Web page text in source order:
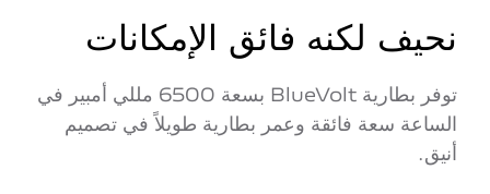
نحيف لكنه فائق الإمكانات
توفر بطارية BlueVolt بسعة 6500 مللي أمبير في
الساعة سعة فائقة وعمر بطارية طويلاً في تصميم
أنيق.